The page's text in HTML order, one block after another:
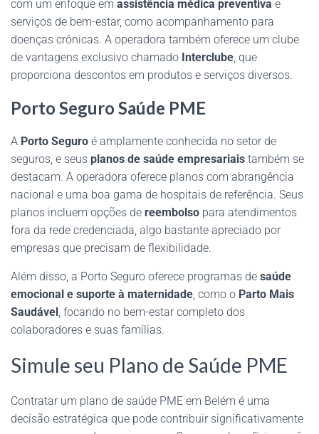
com um enfoque em assistência médica preventiva e
serviços de bem-estar, como acompanhamento para
doenças crônicas. A operadora também oferece um clube
de vantagens exclusivo chamado Interclube, que
proporciona descontos em produtos e serviços diversos.
Porto Seguro Saúde PME
A Porto Seguro é amplamente conhecida no setor de
seguros, e seus planos de saúde empresariais também se
destacam. A operadora oferece planos com abrangência
nacional e uma boa gama de hospitais de referência. Seus
planos incluem opções de reembolso para atendimentos
fora da rede credenciada, algo bastante apreciado por
empresas que precisam de flexibilidade.
Além disso, a Porto Seguro oferece programas de saúde
emocional e suporte à maternidade, como o Parto Mais
Saudável , focando no bem-estar completo dos
colaboradores e suas famílias.
Simule seu Plano de Saúde PME
Contratar um plano de saúde PME em Belém é uma
decisão estratégica que pode contribuir significativamente